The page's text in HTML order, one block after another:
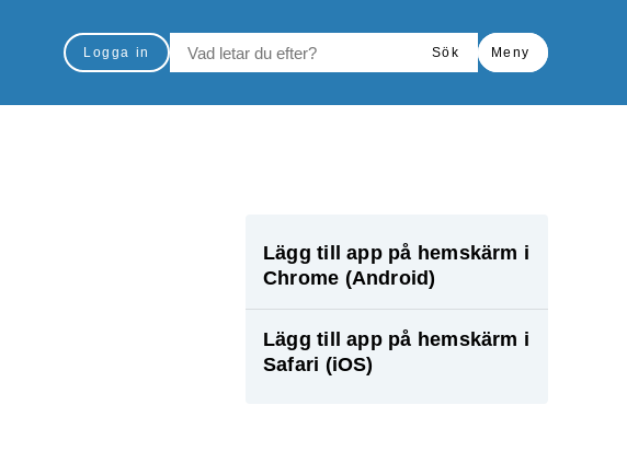
Logga in
Sök
Meny
Lägg till app på hemskärm i
Chrome (Android)
Lägg till app på hemskärm i
Safari (iOS)